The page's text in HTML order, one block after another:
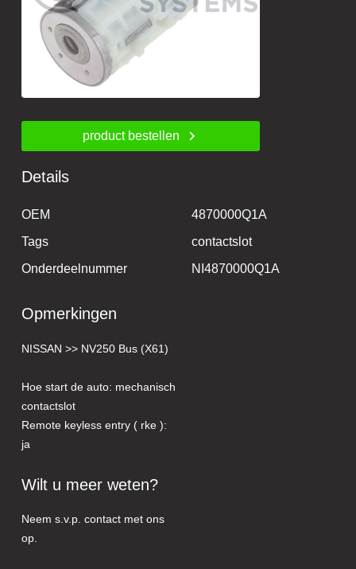
product bestellen
Details
OEM
4870000Q1A
Tags
contactslot
Onderdeelnummer
NI4870000Q1A
Opmerkingen
NISSAN >> NV250 Bus (X61)
Hoe start de auto: mechanisch
contactslot
Remote keyless entry ( rke ):
ja
Wilt u meer weten?
Neem s.v.p. contact met ons
op.